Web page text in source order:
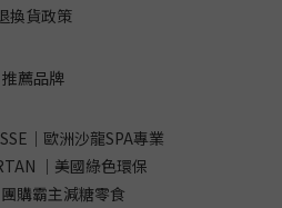
換貨政策
推薦品牌
｜歐洲沙龍SPA專業
｜美國綠色環保
購霸主減糖零食